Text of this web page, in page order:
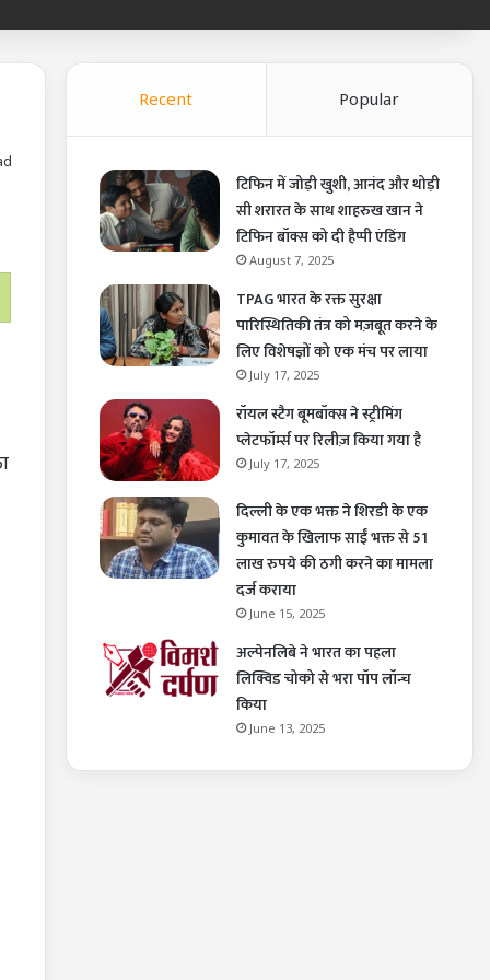
Recent Popular
टिफिन में जोड़ी खुशी, आनंद और थोड़ी
सी शरारत के साथ शाहरुख खान ने
टिफिन बॉक्स को दी हैप्पी एंडिंग
August 7, 2025
TPAG भारत के रक्त सुरक्षा
पारिस्थितिकी तंत्र को मज़बूत करने के
लिए विशेषज्ञों को एक मंच पर लाया
July 17, 2025
रॉयल स्टैग बूमबॉक्स ने स्ट्रीमिंग
प्लेटफॉर्म्स पर रिलीज़ किया गया है
July 17, 2025
दिल्ली के एक भक्त ने शिरडी के एक
कुमावत के खिलाफ साईं भक्त से 51
लाख रुपये की ठगी करने का मामला
दर्ज कराया
June 15, 2025
अल्पेनलिबे ने भारत का पहला
लिक्विड चोको से भरा पॉप लॉन्च
किया
June 13, 2025